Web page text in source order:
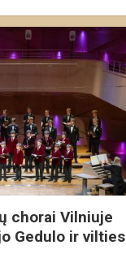
chorai Vilniuje
Gedulo ir vilties